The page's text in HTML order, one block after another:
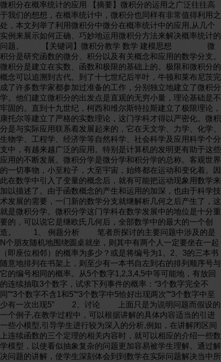
微积分在概率统计的应用 【摘要】微积分的运用之广泛往往高
于我们的想想，在概率统计中，微积分也同样有非常值得利用之
处，本文列举了利用微积分中微分在概率统计中的应用,从几个
实例来展示如何正确、巧妙地运用微积分方法来解决概率统计的
问题。 【关键词】微积分教学 数学 建模思想 微
积分是研究函数的微分、积分以及有关概念和应用的数学分支。
微积分是建立在实数、函数和极限的基础上的。极限和微积分的
概念可以追溯到古代。到了十七世纪后半叶，牛顿和莱布尼茨完
成了许多数学家都参加过准备的工作，分别独立地建立了微积分
学。他们建立微积分的出发点是直观的无穷小量，理论基础是不
牢固的。直到十九世纪，柯西和维尔斯特拉斯建立了极限理论，
康托尔等建立了严格的实数理论，这门学科才得以严密化。微积
分是与实际应用联系着发展起来的，它在天文学、力学、化学、
生物学、工程学、经济学等自然科学、社会科学及应用科学个分
支中，有越来越广泛的应用。特别是计算机的发明更有助于这些
应用的不断发展。微积分学是微分学和积分学的总称。客观世界
的一切事物，小至粒子，大至宇宙，始终都在运动和变化着。因
此在数学中引入了变量的概念后，就有可能把运动现象用数学来
加以描述了。由于函数概念的产生和运用的加深，也由于科学技
术发展的需要，一门新的数学分支就继解析几何之后产生了，这
就是微积分学。微积分学这门学科在数学发展中的地位是十分重
要的，可以说它是继欧氏几何后，全部数学中的最大的一个创
造。 1、 例题分析 笔者所探讨的主要问题中涉及的是
N个朋友随机地围绕圆桌就坐，则其中有两个人一定要坐在一起
（即座位相邻）的概率为多少？或是将编号为1、2、3的三本书
随意地排列在书架上，则至少有一本书自左到右的排列顺序号与
它的编号相同的概率。从5个数字1,2,3,4,5中等可能地，有放回
的连续抽取3个数字，试求下列事件的概率：“3个数字完全不
同”“3个数字不含1和5”“3个数字中5恰好出现两次”“3个数字中至
少有一次出现5” 2、讨论 上面只是为说明问题而假设的
一个例子,在教学过程中，可以根据讲解的具体内容适当的引进
一些小模型,引导学生进行较为深入的分析,例如，在讲解闭区间
上连续函数的三个定理的相关内容时，就可以相应的介绍一些数
学模型，以使看似抽象复杂的问题更加容易被学生理解。通过解
决问题的讲解，使学生深刻体会到到数学在实际问题解决当中所